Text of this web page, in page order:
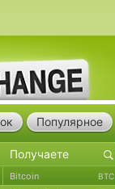
Популярное
Bitcoin BTC